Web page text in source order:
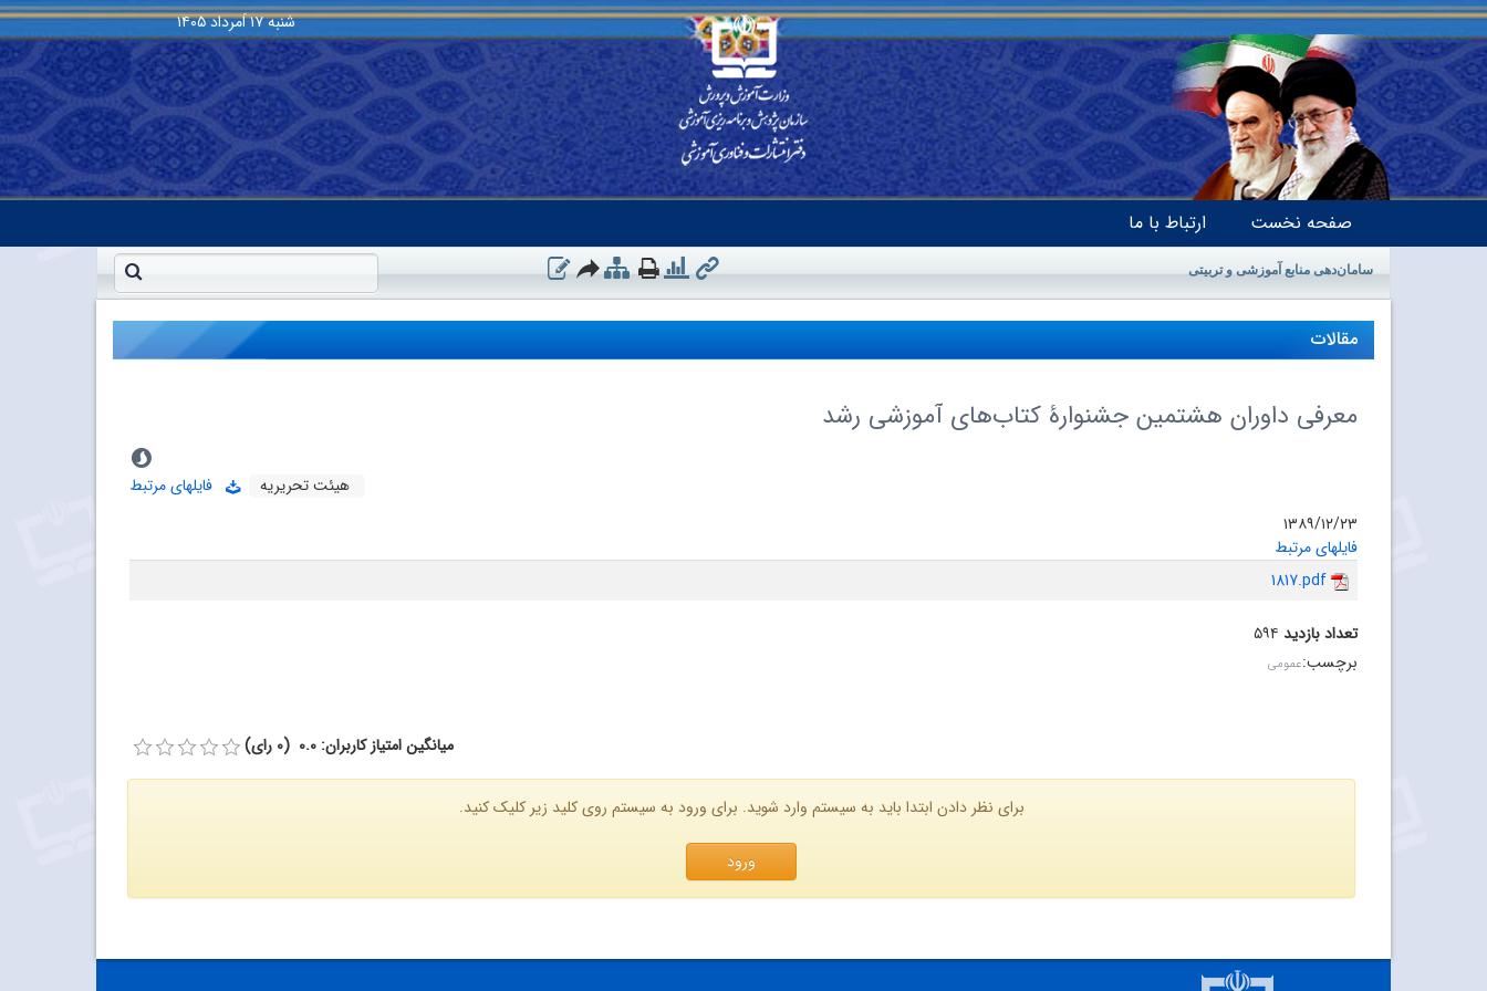
شنبه۱۷ اَمرداد ۱۴۰۵
صفحه نخست ارتباط با ما
سامان‌دهی منابع آموزشی و تربیتی
مقالات
معرفی داوران هشتمین جشنوارۀ کتاب‌های آموزشی رشد
هیئت تحریریه
فایلهای مرتبط
۱۳۸۹/۱۲/۲۳
فایلهای مرتبط
1817.pdf
تعداد بازدید ۵۹۴
برچسب:عمومی
میانگین امتیاز کاربران: 0.0 (0 رای)
برای نظر دادن ابتدا باید به سیستم وارد شوید. برای ورود به سیستم روی کلید زیر کلیک کنید.
ورود